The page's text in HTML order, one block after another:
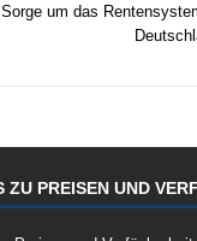
Sorge um das
ZU PREISEN UND